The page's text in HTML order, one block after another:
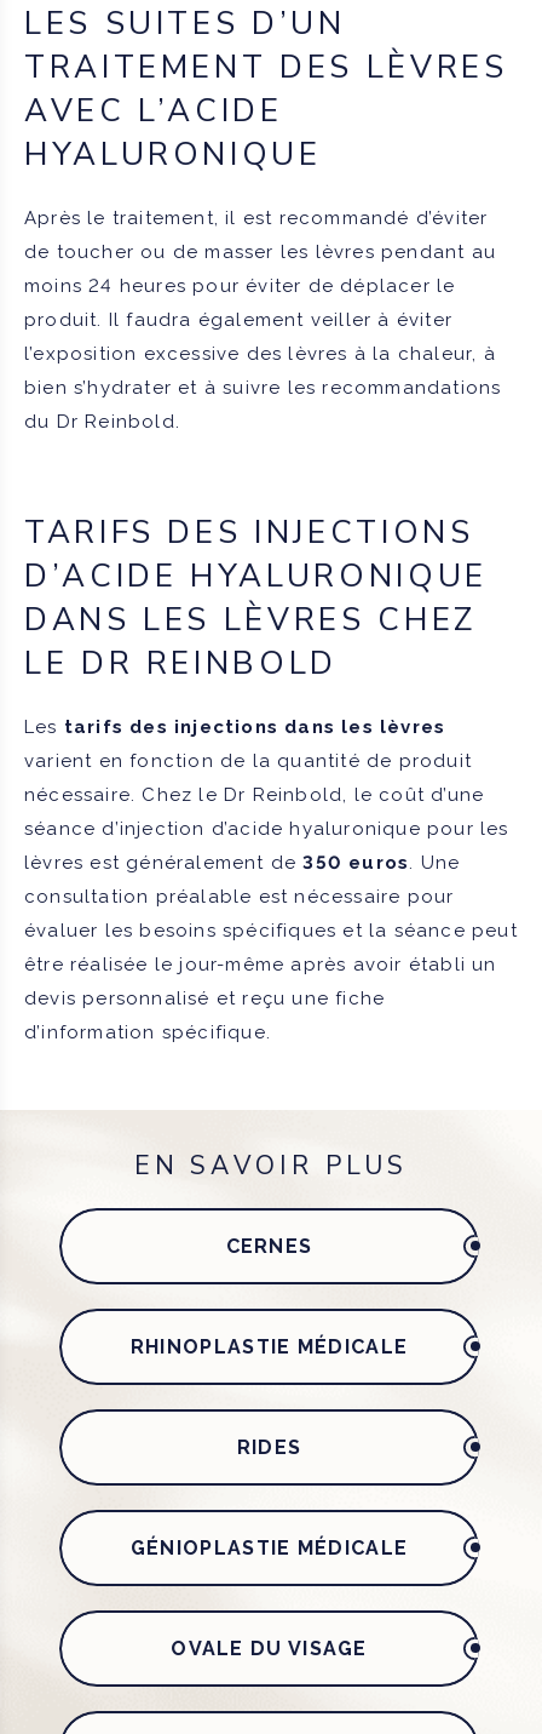
LES SUITES D’UN
TRAITEMENT DES LÈVRES
AVEC L’ACIDE
HYALURONIQUE
Après le traitement, il est recommandé d’éviter
de toucher ou de masser les lèvres pendant au
moins 24 heures pour éviter de déplacer le
produit. Il faudra également veiller à éviter
l’exposition excessive des lèvres à la chaleur, à
bien s’hydrater et à suivre les recommandations
du Dr Reinbold.
TARIFS DES INJECTIONS
D’ACIDE HYALURONIQUE
DANS LES LÈVRES CHEZ
LE DR REINBOLD
Les tarifs des injections dans les lèvres
varient en fonction de la quantité de produit
nécessaire. Chez le Dr Reinbold, le coût d’une
séance d’injection d’acide hyaluronique pour les
lèvres est généralement de350 euros. Une
consultation préalable est nécessaire pour
évaluer les besoins spécifiques et la séance peut
être réalisée le jour-même après avoir établi un
devis personnalisé et reçu une fiche
d’information spécifique.
EN SAVOIR PLUS
CERNES
RHINOPLASTIE MÉDICALE
RIDES
GÉNIOPLASTIE MÉDICALE
OVALE DU VISAGE